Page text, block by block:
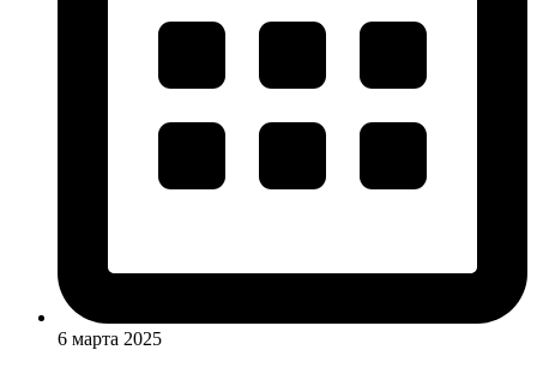
6 марта 2025